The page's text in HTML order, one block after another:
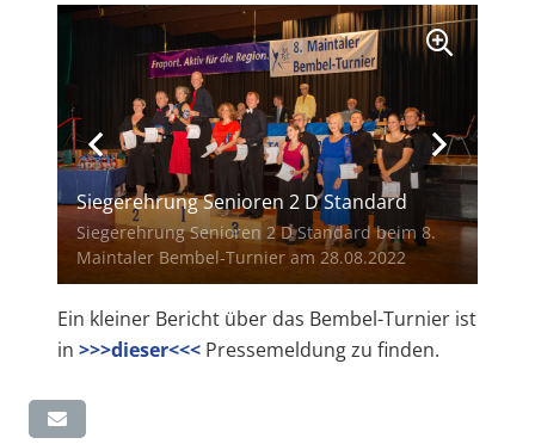
Siegerehrung Senioren 2 D Standard
Siegerehrung Senioren 2 D Standard beim 8.
Maintaler Bembel-Turnier am 28.08.2022
Ein kleiner Bericht über das Bembel-Turnier ist
in >>>dieser<<< Pressemeldung zu finden.